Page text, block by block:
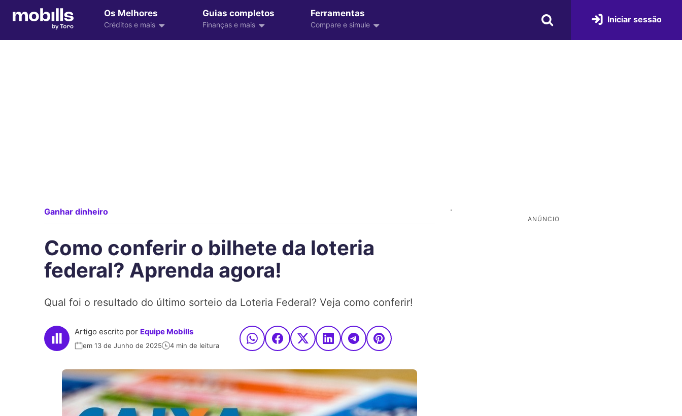
Os Melhores
Créditos e mais
Guias completos
Finanças e mais
Ferramentas
Compare e simule
Iniciar sessão
Ganhar dinheiro
Como conferir o bilhete da loteria
federal? Aprenda agora!
Qual foi o resultado do último sorteio da Loteria Federal? Veja como conferir!
Artigo escrito por Equipe Mobills
em 13 de Junho de 2025 4 min de leitura
.